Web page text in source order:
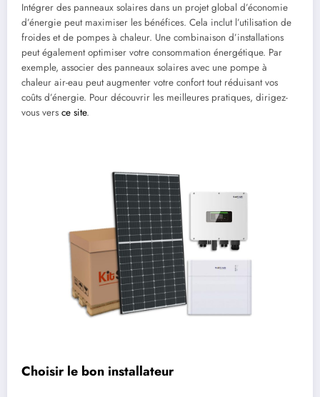
Intégrer des panneaux solaires dans un projet global d’économie
d’énergie peut maximiser les bénéfices. Cela inclut l’utilisation de
froides et de pompes à chaleur. Une combinaison d’installations
peut également optimiser votre consommation énergétique. Par
exemple, associer des panneaux solaires avec une pompe à
chaleur air-eau peut augmenter votre confort tout réduisant vos
coûts d’énergie. Pour découvrir les meilleures pratiques, dirigez-
vous vers ce site.
Choisir le bon installateur